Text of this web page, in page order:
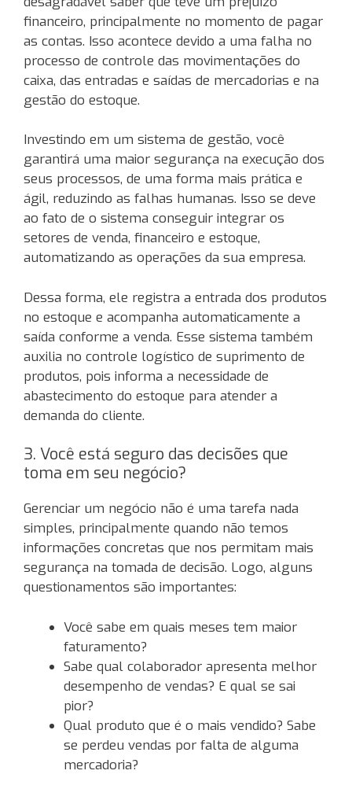
financeiro, principalmente no momento de pagar
as contas. Isso acontece devido a uma falha no
processo de controle das movimentações do
caixa, das entradas e saídas de mercadorias e na
gestão do estoque.
Investindo em um sistema de gestão, você
garantirá uma maior segurança na execução dos
seus processos, de uma forma mais prática e
ágil, reduzindo as falhas humanas. Isso se deve
ao fato de o sistema conseguir integrar os
setores de venda, financeiro e estoque,
automatizando as operações da sua empresa.
Dessa forma, ele registra a entrada dos produtos
no estoque e acompanha automaticamente a
saída conforme a venda. Esse sistema também
auxilia no controle logístico de suprimento de
produtos, pois informa a necessidade de
abastecimento do estoque para atender a
demanda do cliente.
3. Você está seguro das decisões que
toma em seu negócio?
Gerenciar um negócio não é uma tarefa nada
simples, principalmente quando não temos
informações concretas que nos permitam mais
segurança na tomada de decisão. Logo, alguns
questionamentos são importantes:
Você sabe em quais meses tem maior
faturamento?
Sabe qual colaborador apresenta melhor
desempenho de vendas? E qual se sai
pior?
Qual produto que é o mais vendido? Sabe
se perdeu vendas por falta de alguma
mercadoria?